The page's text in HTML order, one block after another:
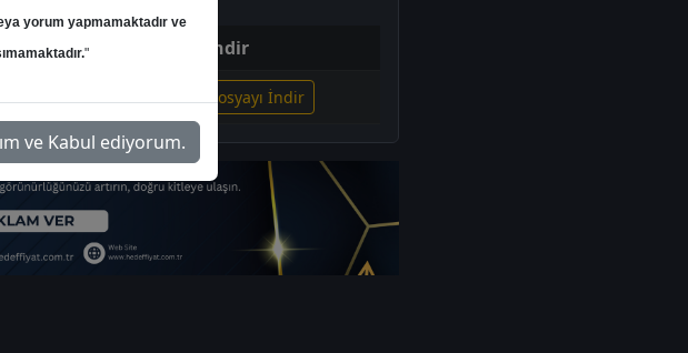
İndir
İlgili Dosyayı İndir
yorum yapmamaktadır ve
"
Beyan edilen metni Okudum, Anladım ve Kabul ediyorum.